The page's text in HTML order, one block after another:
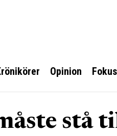
Opinion Fokus
stå